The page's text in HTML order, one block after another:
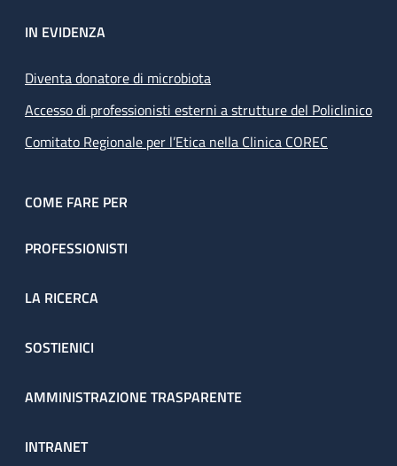
IN EVIDENZA
Diventa donatore di microbiota
Accesso di professionisti esterni a strutture del Policlinico
Comitato Regionale per l’Etica nella Clinica COREC
COME FARE PER
PROFESSIONISTI
LA RICERCA
SOSTIENICI
AMMINISTRAZIONE TRASPARENTE
INTRANET